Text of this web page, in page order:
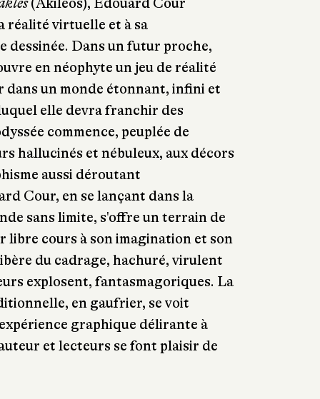
réalité virtuelle et à sa
dessinée. Dans un futur proche,
en néophyte un jeu de réalité
dans un monde étonnant, infini et
elle devra franchir des
commence, peuplée de
hallucinés et nébuleux, aux décors
aussi déroutant
Cour, en se lançant dans la
sans limite, s'offre un terrain de
libre cours à son imagination et son
du cadrage, hachuré, virulent
explosent, fantasmagoriques. La
en gaufrier, se voit
graphique délirante à
et lecteurs se font plaisir de